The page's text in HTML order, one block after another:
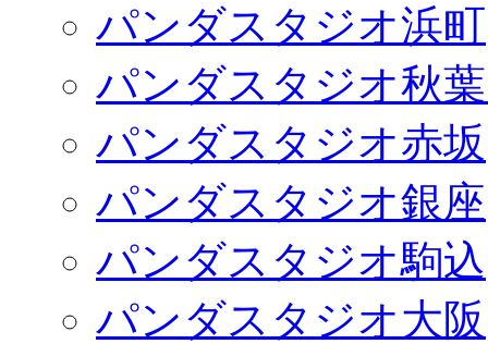
パンダスタジオ浜町
パンダスタジオ秋
パンダスタジオ赤坂
パンダスタジオ銀座
パンダスタジオ駒込
パンダスタジオ大阪